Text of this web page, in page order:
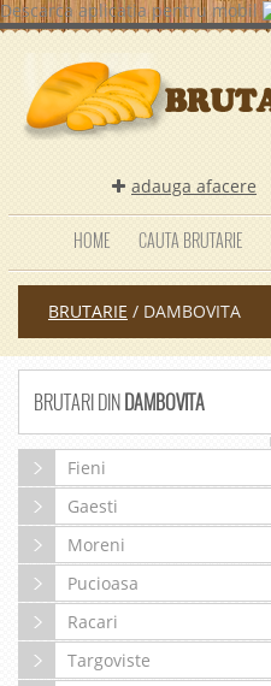
Descarca aplicatia pentru mobil
adauga afacere
HOME CAUTA BRUTARIE
BRUTARIE / DAMBOVITA
BRUTARI DINDAMBOVITA
Fieni
Gaesti
Moreni
Pucioasa
Racari
Targoviste